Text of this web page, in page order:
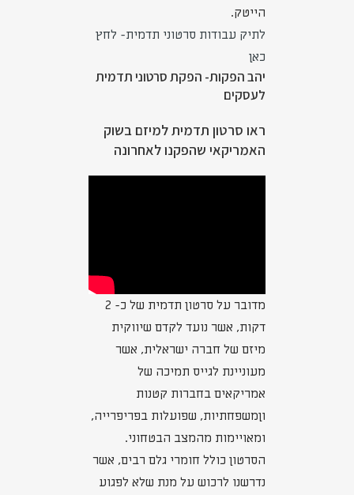
הייטק.
לתיק עבודות סרטוני תדמית- לחץ
כאן
יהב הפקות- הפקת סרטוני תדמית
לעסקים
ראו סרטון תדמית למיזם בשוק
האמריקאי שהפקנו לאחרונה
מדובר על סרטון תדמית של כ- 2
דקות, אשר נועד לקדם שיווקית
מיזם של חברה ישראלית, אשר
מעוניינת לגייס תמיכה של
אמריקאים בחברות קטנות
וןמשפחתיות, שפועלות בפריפרייה,
ומאויימות מהמצב הבטחוני.
הסרטון כולל חומרי גלם רבים, אשר
נדרשנו לרכוש על מנת שלא לפגוע